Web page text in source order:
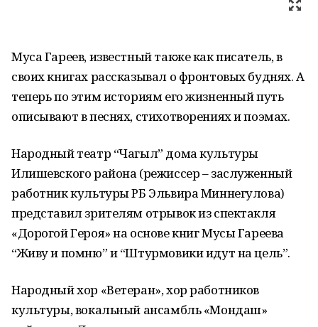
Муса Гареев, известный также как писатель, в
своих книгах рассказывал о фронтовых буднях. А
теперь по этим историям его жизненный путь
описывают в песнях, стихотворениях и поэмах.
Народный театр “Чагыл” дома культуры
Илишевского района (режиссер – заслуженный
работник культуры РБ Эльвира Миннегулова)
представил зрителям отрывок из спектакля
«Дорогой Героя» на основе книг Мусы Гареева
“Живу и помню” и “Штурмовики идут на цель”.
Народный хор «Ветеран», хор работников
культуры, вокальный ансамбль «Мондаш»